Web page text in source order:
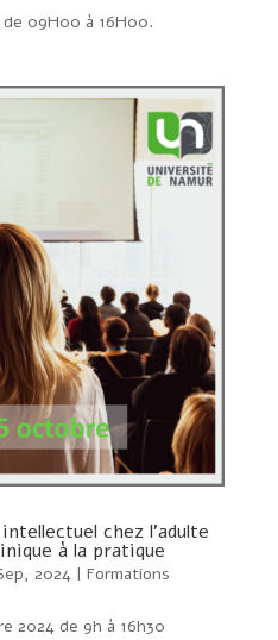
09H00 à 16H00.
chez l’adulte
à la pratique
2024| Formations
2024 de 9h à 16h30